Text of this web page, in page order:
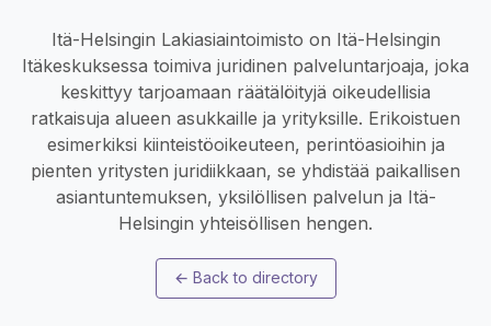
Itä-Helsingin Lakiasiaintoimisto on Itä-Helsingin
Itäkeskuksessa toimiva juridinen palveluntarjoaja, joka
keskittyy tarjoamaan räätälöityjä oikeudellisia
ratkaisuja alueen asukkaille ja yrityksille. Erikoistuen
esimerkiksi kiinteistöoikeuteen, perintöasioihin ja
pienten yritysten juridiikkaan, se yhdistää paikallisen
asiantuntemuksen, yksilöllisen palvelun ja Itä-
Helsingin yhteisöllisen hengen.
← Back to directory